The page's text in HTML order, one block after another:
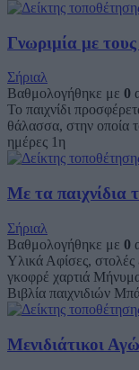
Γνωριμία με
Σήριαλ
Βαθμολογήθηκε με 0
Το παιχνίδι
θάλασσα, στην οποία
ημέρες 1η
Με τα παιχνίδια
Σήριαλ
Βαθμολογήθηκε με 0
Υλικά Αφίσες,
γκοφρέ χαρτιά
Βιβλία παιχνιδιών
Μενιδιάτικοι